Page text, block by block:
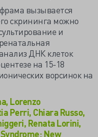
вызывается
скрининга можно
и
ДНК клеток
на 15-18
ворсинок на
Lorenzo
Perri, Chiara Russo,
Renata Lorini,
New